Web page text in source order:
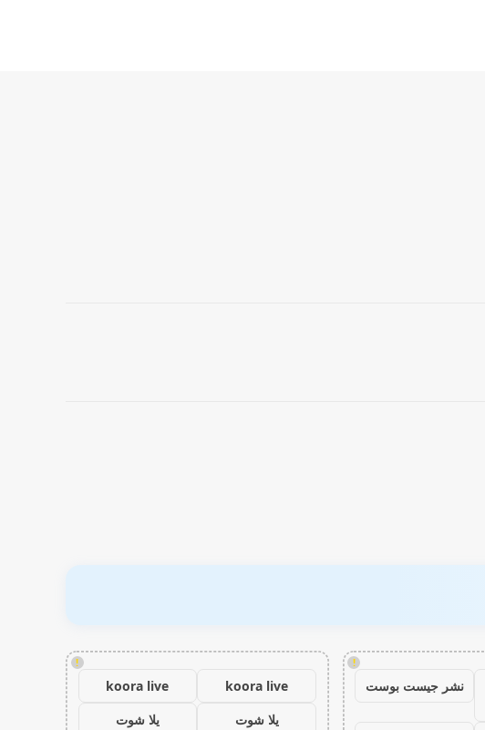
!
نشر جيست بوست
!
koora live
koora live
يلا شوت
يلا شوت